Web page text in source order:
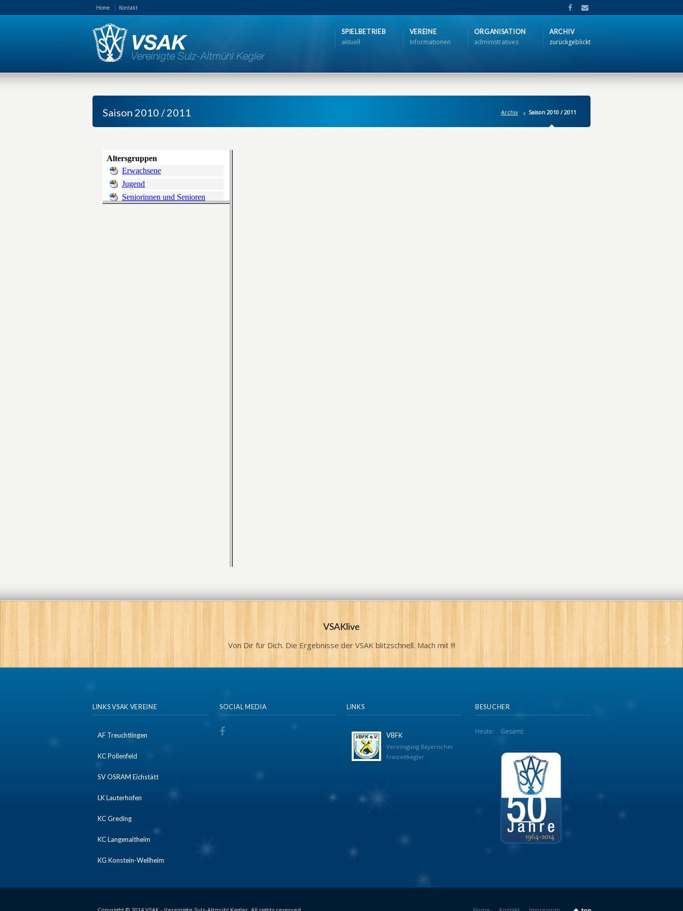
Home Kontakt
SPIELBETRIEB
aktuell
VEREINE
Informationen
ORGANISATION
administratives
ARCHIV
zurückgeblickt
Saison 2010 / 2011 Archiv Saison 2010 / 2011
VSAKlive
Von Dir für Dich. Die Ergebnisse der VSAK blitzschnell. Mach mit !!!
LINKS VSAK VEREINE
AF Treuchtlingen
KC Pollenfeld
SV OSRAM Eichstätt
LK Lauterhofen
KC Greding
KC Langenaltheim
KG Konstein-Wellheim
SOCIAL MEDIA LINKS
VBFK
Vereinigung Bayerischer
Freizeitkegler
BESUCHER
Heute: Gesamt: